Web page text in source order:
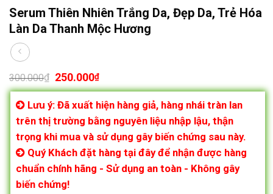
Serum Thiên Nhiên Trắng Da, Đẹp Da, Trẻ Hóa
Làn Da Thanh Mộc Hương
300.000₫ 250.000₫
Lưu ý: Đã xuất hiện hàng giả, hàng nhái tràn lan
trên thị trường bằng nguyên liệu nhập lậu, thận
trọng khi mua và sử dụng gây biến chứng sau này.
Quý Khách đặt hàng tại đây để nhận được hàng
chuẩn chính hãng - Sử dụng an toàn - Không gây
biến chứng!